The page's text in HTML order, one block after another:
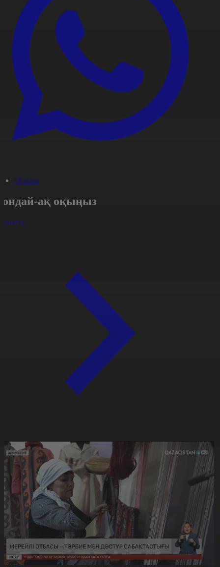
#Қоғам
ақ оқыңыз